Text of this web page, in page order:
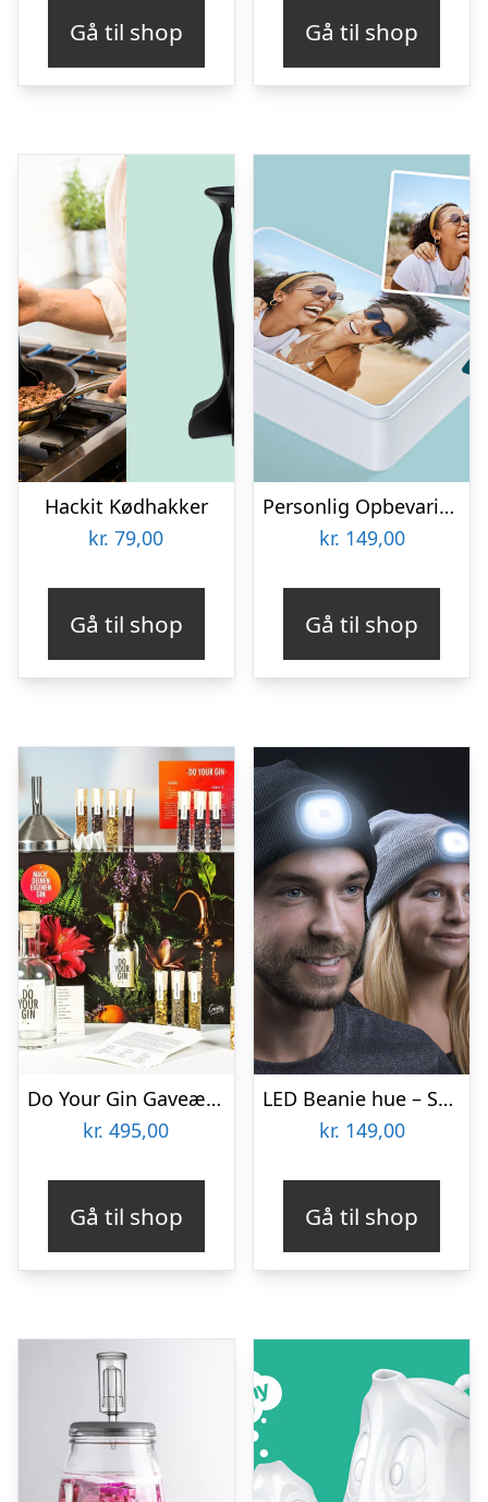
Gå til shop Gå til shop
Hackit Kødhakker
kr. 79,00
Gå til shop
Personlig Opbevaringsboks i Metal med Billede – Rektangulær
kr. 149,00
Gå til shop
Do Your Gin Gaveæske
kr. 495,00
Gå til shop
LED Beanie hue – Spralla
kr. 149,00
Gå til shop